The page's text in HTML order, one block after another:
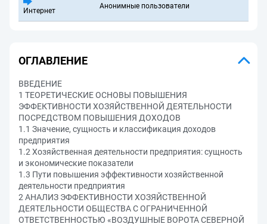
Интернет
Анонимные пользователи
ОГЛАВЛЕНИЕ
ВВЕДЕНИЕ
1 ТЕОРЕТИЧЕСКИЕ ОСНОВЫ ПОВЫШЕНИЯ
ЭФФЕКТИВНОСТИ ХОЗЯЙСТВЕННОЙ ДЕЯТЕЛЬНОСТИ
ПОСРЕДСТВОМ ПОВЫШЕНИЯ ДОХОДОВ
1.1 Значение, сущность и классификация доходов
предприятия
1.2 Хозяйственная деятельности предприятия: сущность
и экономические показатели
1.3 Пути повышения эффективности хозяйственной
деятельности предприятия
2 АНАЛИЗ ЭФФЕКТИВНОСТИ ХОЗЯЙСТВЕННОЙ
ДЕЯТЕЛЬНОСТИ ОБЩЕСТВА С ОГРАНИЧЕННОЙ
ОТВЕТСТВЕННОСТЬЮ «ВОЗДУШНЫЕ ВОРОТА СЕВЕРНОЙ